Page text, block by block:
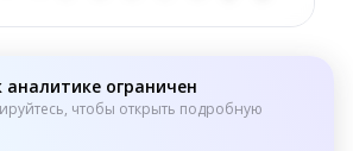
аналитике ограничен
чтобы открыть подробную